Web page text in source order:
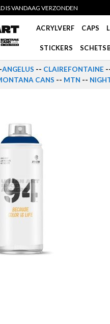
IS VANDAAG VERZONDEN
ACRYLVERF CAPS
STICKERS
ANGELUS -- CLAIREFONTAINE
CANS -- MTN --